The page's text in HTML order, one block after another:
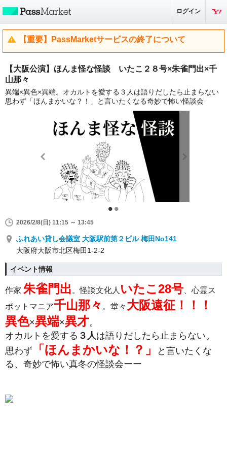
ログイン
【重要】PassMarketサービスの終了について
【大阪公演】ほんま怪な怪談 いたこ２８号×朱雀門出×千
山那々
異端×異色×異端。オカルトを愛する３人は語りだしたら止まらない
思わず「ほんまかいな？！」と言いたくなる奇妙で怖い怪談会
2026/2/8(日) 11:15 ～ 13:45
ふれあい貸し会議室 大阪駅前第２ビル 梅田No141
大阪府大阪市北区梅田1-2-2
イベント情報
作家 朱雀門出 。怪談文化人 いたこ28号
心霊ス
ポットマニア千山那々 。堂々 大阪遠征！！！
異色×異端×異才。
オカルトを愛する ３人は語りだしたら止まらない。
思わず
「ほんまかいな！？」
と言いたくな
る、 奇妙で怖い真冬の怪談会ーー